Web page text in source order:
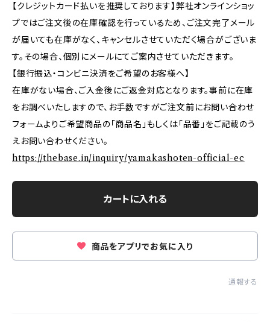
【クレジットカード払いを推奨しております】弊社オンラインショッ
プではご注文後の在庫確認を行っているため、ご注文完了メール
が届いても在庫がなく、キャンセルさせていただく場合がございま
す。その場合、個別にメールにてご案内させていただきます。
【銀行振込・コンビニ決済をご希望のお客様へ】
在庫がない場合、ご入金後にご返金対応となります。事前に在庫
をお調べいたしますので、お手数ですがご注文前にお問い合わせ
フォームよりご希望商品の「商品名」もしくは「品番」をご記載のう
えお問い合わせください。
https://thebase.in/inquiry/yamakashoten-official-ec
カートに入れる
商品をアプリでお気に入り
通報する